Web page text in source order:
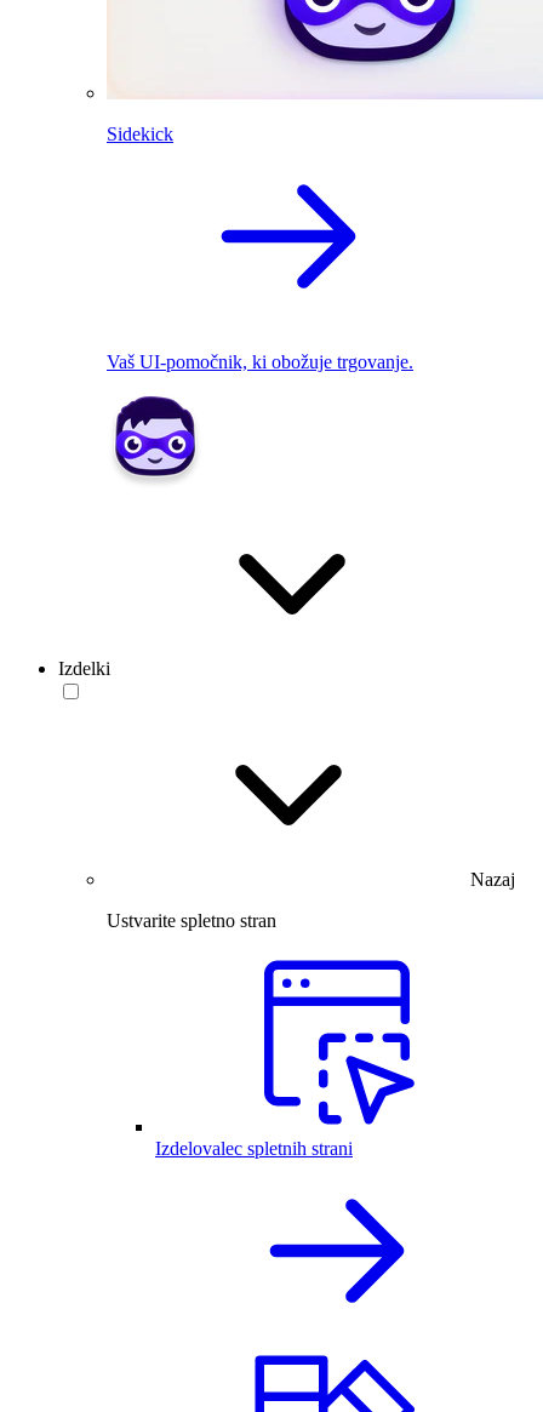
Sidekick
Vaš UI-pomočnik, ki obožuje trgovanje.
Izdelki
Nazaj
Ustvarite spletno stran
Izdelovalec spletnih strani